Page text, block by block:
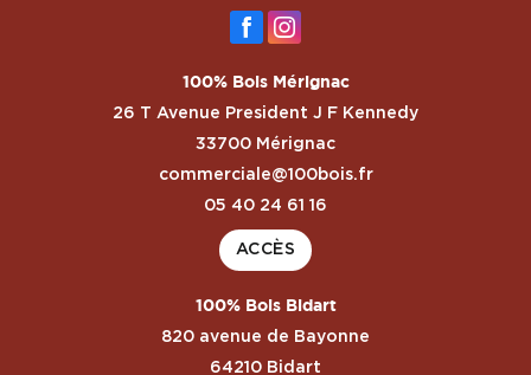
100% Bois Mérignac
26 T Avenue President J F Kennedy
33700 Mérignac
commerciale@100bois.fr
05 40 24 61 16
ACCÈS
100% Bois Bidart
820 avenue de Bayonne
64210 Bidart